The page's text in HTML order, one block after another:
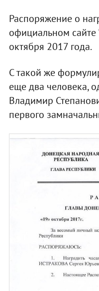
Распоряжение о
официальном
октября 2017 года.
С такой же
еще два человека,
Владимир
первого